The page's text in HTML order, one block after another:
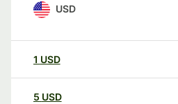
USD
1 USD
5 USD